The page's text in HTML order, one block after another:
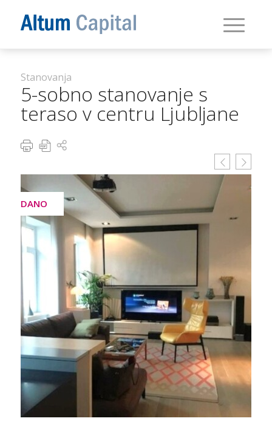
Stanovanja
5-sobno stanovanje s
teraso v centru Ljubljane
PRODANO